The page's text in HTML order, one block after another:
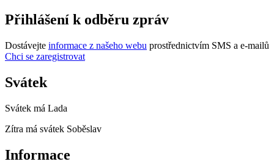
Přihlášení k odběru zpráv
Dostávejte informace z našeho webu prostřednictvím SMS a e-mailů
Chci se zaregistrovat
Svátek
Svátek má Lada
Zítra má svátek Soběslav
Informace